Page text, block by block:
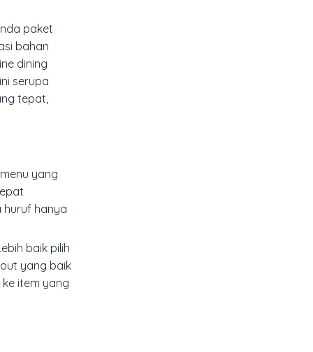
paket
bahan
dining
serupa
tepat,
yang
huruf hanya
baik pilih
yang baik
item yang